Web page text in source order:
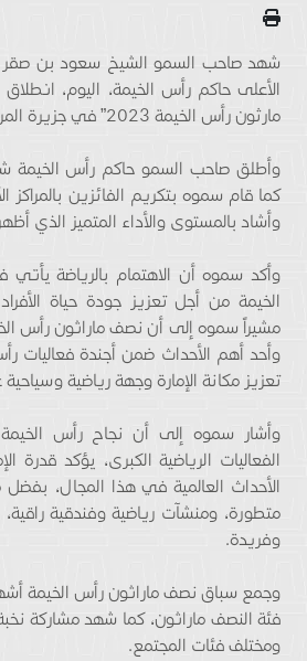
شهد صاحب السمو الشيخ سعود بن
مارثون رأس الخيمة 2023” في جزيرة المرجان.
وأطلق صاحب السمو حاكم رأس الخيمة
كما قام سموه بتكريم الفائزين بالمراكز
وأشاد بالمستوى والأداء المتميز الذي
وأكد سموه أن الاهتمام بالرياضة
الخيمة من أجل تعزيز جودة حياة
مشيراً سموه إلى أن نصف ماراثون رأس
وأحد أهم الأحداث ضمن أجندة فعاليات
تعزيز مكانة الإمارة وجهة رياضية وسياحية
وأشار سموه إلى أن نجاح رأس
الفعاليات الرياضية الكبرى، يؤكد قدرة
الأحداث العالمية في هذا المجال، بفضل
متطورة، ومنشآت رياضية وفندقية
وفريدة.
وجمع سباق نصف ماراثون رأس الخيمة
فئة النصف ماراثون، كما شهد مشاركة
ومختلف فئات المجتمع.